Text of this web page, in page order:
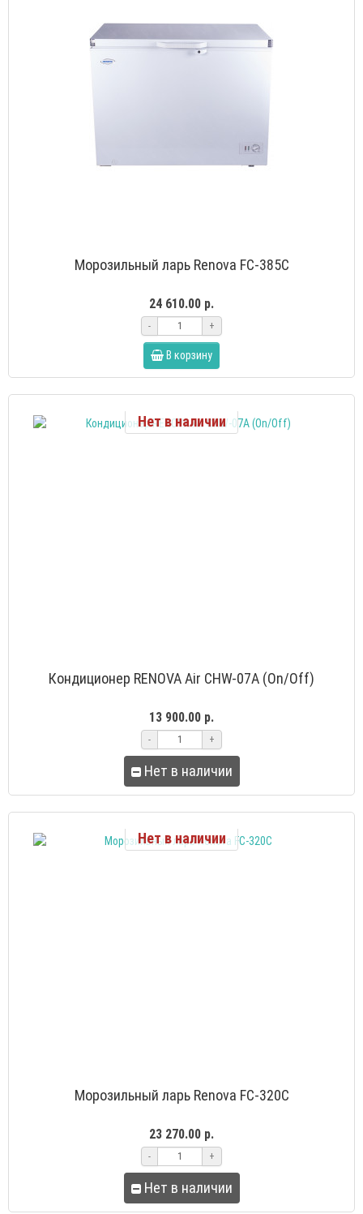
Морозильный ларь Renova FC-385C
24 610.00 р.
- +
В корзину
Нет в наличии
Кондиционер RENOVA Air CHW-07A (On/Off)
13 900.00 р.
- +
Нет в наличии
Нет в наличии
Морозильный ларь Renova FC-320C
23 270.00 р.
- +
Нет в наличии